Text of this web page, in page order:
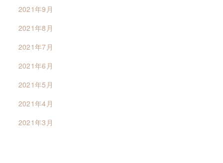
2021年9月
2021年8月
2021年7月
2021年6月
2021年5月
2021年4月
2021年3月